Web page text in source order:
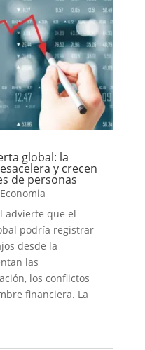
global: la
y crecen
de personas
Economia
advierte que el
podría registrar
desde la
las
los conflictos
financiera. La